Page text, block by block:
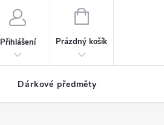
Přihlášení
NÁKUPNÍ
Prázdný košík
Dárkové předměty